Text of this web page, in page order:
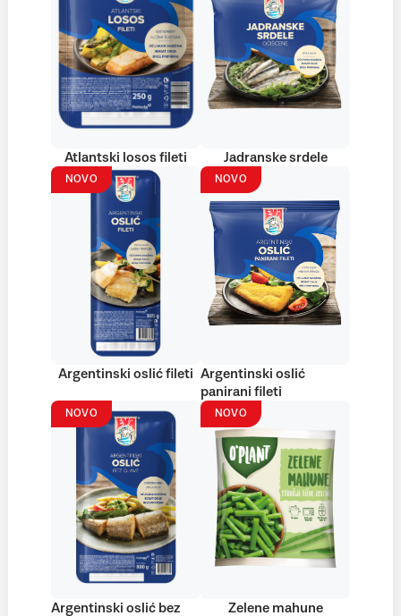
Atlantski losos fileti Jadranske srdele
NOVO
Argentinski oslić fileti
NOVO
Argentinski oslić
panirani fileti
NOVO
Argentinski oslić bez
NOVO
Zelene mahune